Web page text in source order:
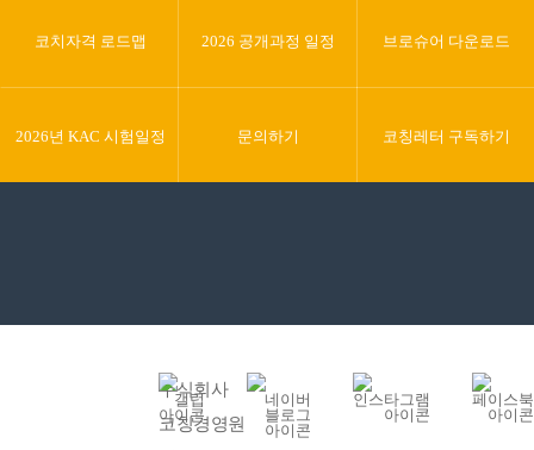
코치자격 로드맵 2026 공개과정 일정 브로슈어 다운로드
2026년 KAC 시험일정 문의하기 코칭레터 구독하기
주식회사
코칭경영원